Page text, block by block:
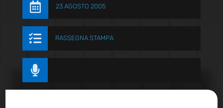
 23 AGOSTO 2005
 RASSEGNA STAMPA
